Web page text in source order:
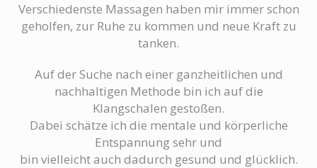
Verschiedenste Massagen haben mir immer schon
geholfen, zur Ruhe zu kommen und neue Kraft zu
tanken.
Auf der Suche nach einer ganzheitlichen und
nachhaltigen Methode bin ich auf die
Klangschalen gestoßen.
Dabei schätze ich die mentale und körperliche
Entspannung sehr und
bin vielleicht auch dadurch gesund und glücklich.